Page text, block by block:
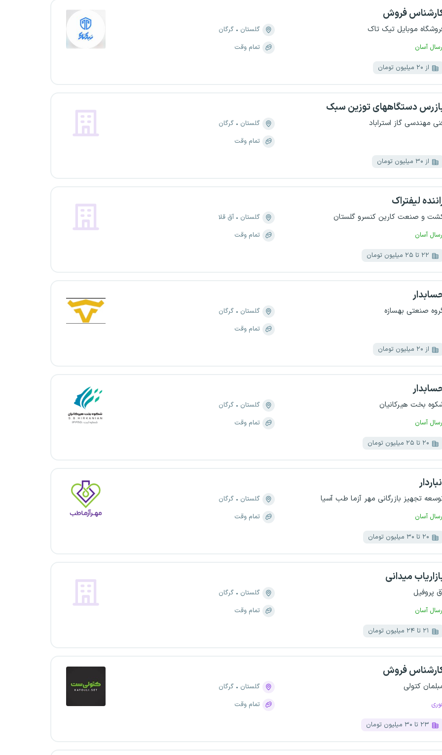
فروش
موبایل تیک تاک
آسان
گلستان
گرگان
تمام وقت
از ۲۰ میلیون تومان
دستگاههای توزین سبک
مهندسی گاز استراباد گلستان
گرگان
تمام وقت
از ۳۰ میلیون تومان
لیفتراک
و صنعت کارین کنسرو گلستان
آسان
گلستان
آق قلا
تمام وقت
۲۲ تا ۲۵ میلیون تومان
صنعتی بهسازه گلستان
گرگان
تمام وقت
از ۲۰ میلیون تومان
بخت هیرکانیان
آسان
گلستان
گرگان
تمام وقت
۲۰ تا ۲۵ میلیون تومان
تجهیز بازرگانی مهر آزما طب آسیا
آسان
گلستان
گرگان
تمام وقت
۲۰ تا ۳۰ میلیون تومان
میدانی
پروفیل
آسان
گلستان
گرگان
تمام وقت
۲۱ تا ۲۴ میلیون تومان
فروش
کتولی گلستان
گرگان
تمام وقت
۲۳ تا ۳۰ میلیون تومان